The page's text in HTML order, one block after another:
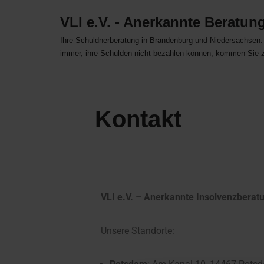
VLI e.V. - Anerkannte
Ihre Schuldnerberatung in Brandenburg und
immer, ihre Schulden nicht bezahlen können, kommen Sie
Kontakt
VLI e.V. – Anerkannte
Unsere Standorte: